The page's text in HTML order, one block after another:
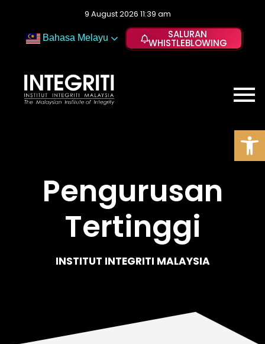
9 August 2026 11:39 am
Bahasa Melayu SALURAN
WHISTLEBLOWING
Pengurusan
Tertinggi
INSTITUT INTEGRITI MALAYSIA